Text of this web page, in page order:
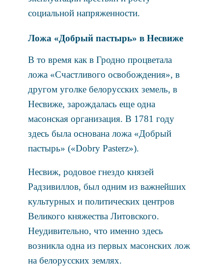
социальной напряженности.
Ложа «Добрый пастырь» в Несвиже
В то время как в Гродно процветала
ложа «Счастливого освобождения», в
другом уголке белорусских земель, в
Несвиже, зарождалась еще одна
масонская организация. В 1781 году
здесь была основана ложа «Добрый
пастырь» («Dobry Pasterz»).
Несвиж, родовое гнездо князей
Радзивиллов, был одним из важнейших
культурных и политических центров
Великого княжества Литовского.
Неудивительно, что именно здесь
возникла одна из первых масонских лож
на белорусских землях.